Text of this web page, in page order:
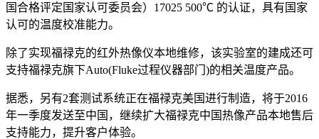
国合格评定国家认可委员会）17025 500℃ 的认证，具有国家
认可的温度校准能力。
除了实现福禄克的红外热像仪本地维修，该实验室的建成还可
支持福禄克旗下Auto(Fluke过程仪器部门)的相关温度产品。
据悉，另有2套测试系统正在福禄克美国进行制造，将于2016
年一季度发送至中国，继续扩大福禄克中国热像产品本地售后
支持能力，提升客户体验。